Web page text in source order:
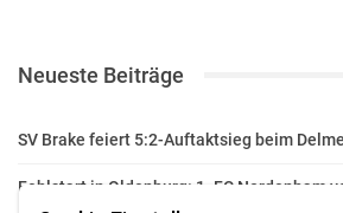
Neueste Beiträge
SV Brake feiert 5:2-Auftaktsieg beim
Fehlstart in Oldenburg: 1. FC Nordenham